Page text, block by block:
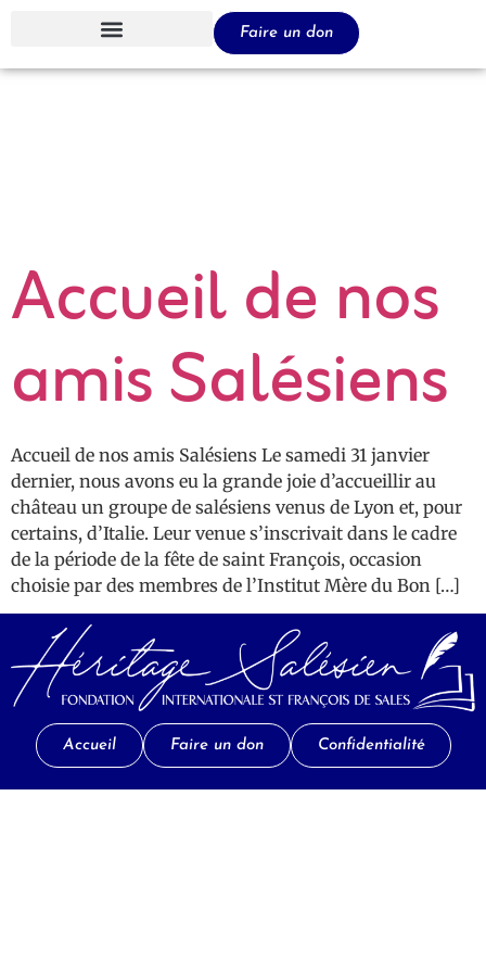
Faire un don
Accueil de nos
amis Salésiens
Accueil de nos amis Salésiens Le samedi 31 janvier
dernier, nous avons eu la grande joie d’accueillir au
château un groupe de salésiens venus de Lyon et, pour
certains, d’Italie. Leur venue s’inscrivait dans le cadre
de la période de la fête de saint François, occasion
choisie par des membres de l’Institut Mère du Bon […]
Accueil Faire un don Confidentialité